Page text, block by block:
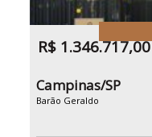
R$ 1.346.717,00
Campinas/SP
Barão Geraldo